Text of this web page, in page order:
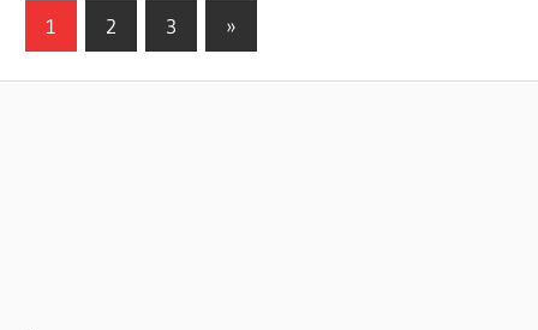
Seitennummerierung
1 2 3
Nächste
Beiträge
»